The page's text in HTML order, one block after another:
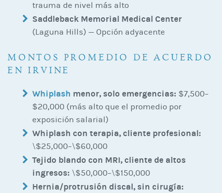
trauma de nivel más alto
Saddleback Memorial Medical Center
(Laguna Hills) — Opción adyacente
MONTOS PROMEDIO DE ACUERDO
EN IRVINE
Whiplash menor, solo emergencias: $7,500–
$20,000 (más alto que el promedio por
exposición salarial)
Whiplash con terapia, cliente profesional:
\$25,000–\$60,000
Tejido blando con MRI, cliente de altos
ingresos: \$50,000–\$150,000
Hernia/protrusión discal, sin cirugía: